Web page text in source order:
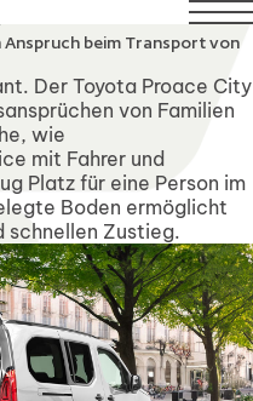
remain available over
beim Transport von
Der Toyota Proace City
von Familien
wie
mit Fahrer und
Platz für eine Person im
Boden ermöglicht
schnellen Zustieg.